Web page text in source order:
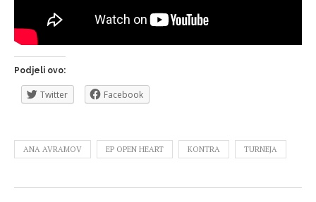
Podjeli ovo:
Twitter Facebook
ANA AVRAMOV EP OPEN HEART KONTRA TURNEJA